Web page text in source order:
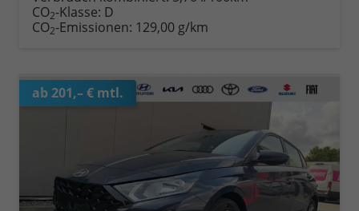
CO2-Klasse: D
CO2-Emissionen: 129,00 g/km
ab 201,– € mtl.